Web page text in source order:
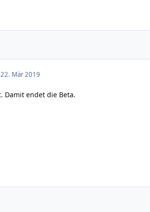
22. Mär 2019
. Damit endet die Beta.